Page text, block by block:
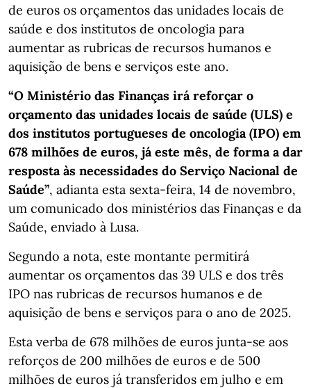
de euros os orçamentos das unidades locais de
saúde e dos institutos de oncologia para
aumentar as rubricas de recursos humanos e
aquisição de bens e serviços este ano.
“O Ministério das Finanças irá reforçar o
orçamento das unidades locais de saúde (ULS) e
dos institutos portugueses de oncologia (IPO) em
678 milhões de euros, já este mês, de forma a dar
resposta às necessidades do Serviço Nacional de
Saúde”, adianta esta sexta-feira, 14 de novembro,
um comunicado dos ministérios das Finanças e da
Saúde, enviado à Lusa.
Segundo a nota, este montante permitirá
aumentar os orçamentos das 39 ULS e dos três
IPO nas rubricas de recursos humanos e de
aquisição de bens e serviços para o ano de 2025.
Esta verba de 678 milhões de euros junta-se aos
reforços de 200 milhões de euros e de 500
milhões de euros já transferidos em julho e em